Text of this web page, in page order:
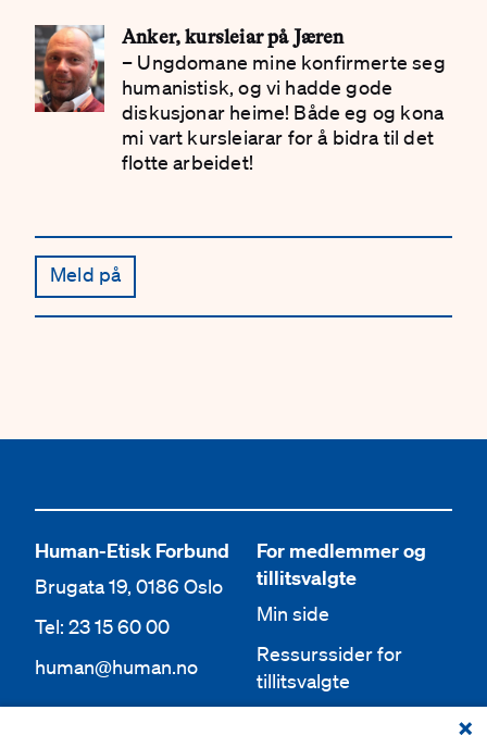
Anker, kursleiar på Jæren
– Ungdomane mine konfirmerte seg
humanistisk, og vi hadde gode
diskusjonar heime! Både eg og kona
mi vart kursleiarar for å bidra til det
flotte arbeidet!
Meld på
Human-Etisk Forbund
Brugata 19, 0186 Oslo
Tel: 23 15 60 00
human@human.no
For medlemmer og
tillitsvalgte
Min side
Ressurssider for
tillitsvalgte